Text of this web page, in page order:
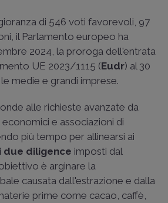
di 546 voti favorevoli, 97
il Parlamento europeo ha
2024, la proroga dell'entrata
UE 2023/1115 (Eudr) al 30
medie e grandi imprese.
alle richieste avanzate da
e associazioni di
più tempo per allinearsi ai
due diligence imposti dal
è arginare la
causata dall'estrazione e dalla
prime come cacao, caffè,